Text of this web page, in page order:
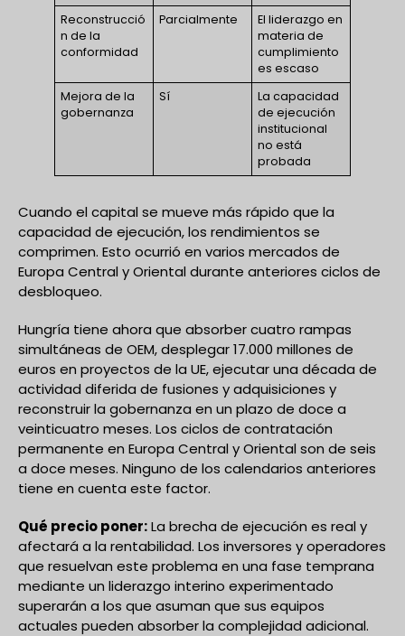
Reconstrucció
n de la
conformidad
Parcialmente
El liderazgo en
materia de
cumplimiento
es escaso
Mejora de la
gobernanza
Sí
La capacidad
de ejecución
institucional
no está
probada
Cuando el capital se mueve más rápido que la
capacidad de ejecución, los rendimientos se
comprimen. Esto ocurrió en varios mercados de
Europa Central y Oriental durante anteriores ciclos de
desbloqueo.
Hungría tiene ahora que absorber cuatro rampas
simultáneas de OEM, desplegar 17.000 millones de
euros en proyectos de la UE, ejecutar una década de
actividad diferida de fusiones y adquisiciones y
reconstruir la gobernanza en un plazo de doce a
veinticuatro meses. Los ciclos de contratación
permanente en Europa Central y Oriental son de seis
a doce meses. Ninguno de los calendarios anteriores
tiene en cuenta este factor.
Qué precio poner:La brecha de ejecución es real y
afectará a la rentabilidad. Los inversores y operadores
que resuelvan este problema en una fase temprana
mediante un liderazgo interino experimentado
superarán a los que asuman que sus equipos
actuales pueden absorber la complejidad adicional.